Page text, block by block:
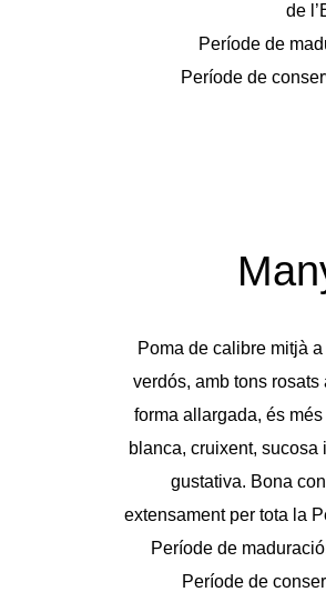
de
Període de
Període de
Poma de calibre mitjà
verdós, amb tons
forma allargada, és
blanca, cruixent, sucosa
gustativa. Bona
extensament per tota la
Període de
Període de